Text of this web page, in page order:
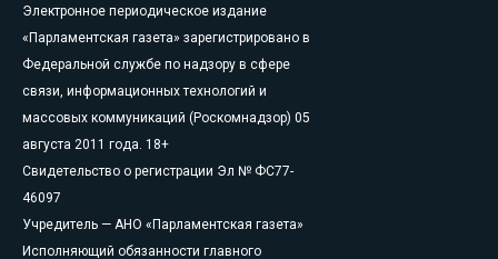
Электронное периодическое издание
«Парламентская газета» зарегистрировано в
Федеральной службе по надзору в сфере
связи, информационных технологий и
массовых коммуникаций (Роскомнадзор) 05
августа 2011 года. 18+
Свидетельство о регистрации Эл № ФС77-
46097
Учредитель — АНО «Парламентская газета»
Исполняющий обязанности главного